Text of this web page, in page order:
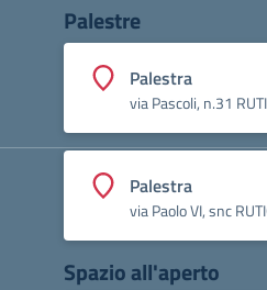
Palestre
Palestra
via Pascoli, n.31
Palestra
via Paolo VI, snc
Spazio all'aperto